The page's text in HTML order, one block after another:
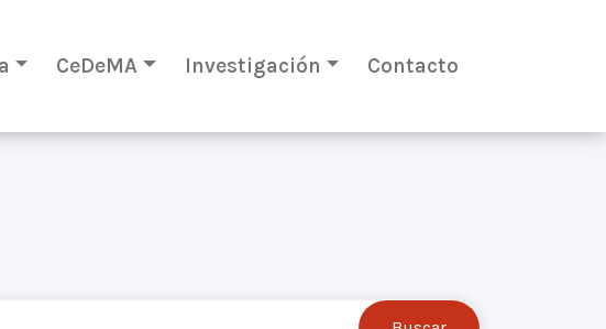
CeDeMA Investigación Contacto